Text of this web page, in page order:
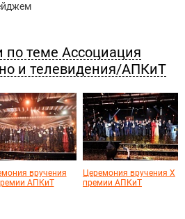
по теме Ассоциация
и телевидения/АПКиТ
вручения
АПКиТ
Церемония вручения X
премии АПКиТ